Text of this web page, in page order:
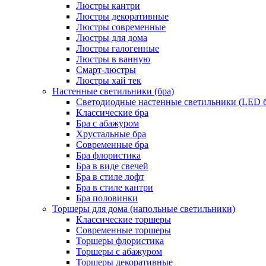
Люстры кантри
Люстры декоративные
Люстры современные
Люстры для дома
Люстры галогенные
Люстры в ванную
Смарт-люстры
Люстры хай тек
Настенные светильники (бра)
Светодиодные настенные светильники (LED
Классические бра
Бра с абажуром
Хрустальные бра
Современные бра
Бра флористика
Бра в виде свечей
Бра в стиле лофт
Бра в стиле кантри
Бра половинки
Торшеры для дома (напольные светильники)
Классические торшеры
Современные торшеры
Торшеры флористика
Торшеры с абажуром
Торшеры декоративные